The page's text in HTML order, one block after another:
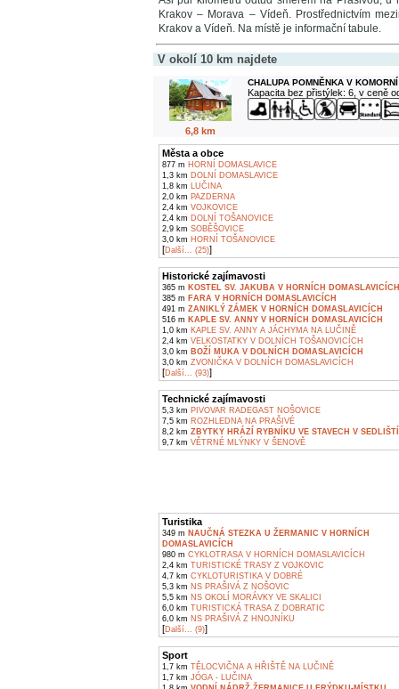
Krakov – Morava – Vídeň. Prostřednictvím
Krakov a Vídeň. Na místě je informační tabule.
V okolí 10 km najdete
6,8 km
CHALUPA POMNĚNKA V
Kapacita bez přistýlek: 6, v ceně
Města a obce
877 m HORNÍ DOMASLAVICE
1,3 km DOLNÍ DOMASLAVICE
1,8 km LUČINA
2,0 km PAZDERNA
2,4 km VOJKOVICE
2,4 km DOLNÍ TOŠANOVICE
2,9 km SOBĚŠOVICE
3,0 km HORNÍ TOŠANOVICE
[Další... (25)]
Historické zajímavosti
365 m KOSTEL SV. JAKUBA V HORNÍCH DOMASLAVICÍCH
385 m FARA V HORNÍCH DOMASLAVICÍCH
491 m ZANIKLÝ ZÁMEK V HORNÍCH DOMASLAVICÍCH
516 m KAPLE SV. ANNY V HORNÍCH DOMASLAVICÍCH
1,0 km KAPLE SV. ANNY A JÁCHYMA NA LUČINĚ
2,4 km VELKOSTATKY V DOLNÍCH TOŠANOVICÍCH
3,0 km BOŽÍ MUKA V DOLNÍCH DOMASLAVICÍCH
3,0 km ZVONIČKA V DOLNÍCH DOMASLAVICÍCH
[Další... (93)]
Technické zajímavosti
5,3 km PIVOVAR RADEGAST NOŠOVICE
7,5 km ROZHLEDNA NA PRAŠIVÉ
8,2 km ZBYTKY HRÁZÍ RYBNÍKU VE STAVECH V
9,7 km VĚTRNÉ MLÝNKY V ŠENOVĚ
Turistika
349 m NAUČNÁ STEZKA U ŽERMANIC V HORNÍCH
DOMASLAVICÍCH
980 m CYKLOTRASA V HORNÍCH DOMASLAVICÍCH
2,4 km TURISTICKÉ TRASY Z VOJKOVIC
4,7 km CYKLOTURISTIKA V DOBRÉ
5,3 km NS PRAŠIVÁ Z NOŠOVIC
5,5 km NS OKOLÍ MORÁVKY VE SKALICI
6,0 km TURISTICKÁ TRASA Z DOBRATIC
6,0 km NS PRAŠIVÁ Z HNOJNÍKU
[Další... (9)]
Sport
1,7 km TĚLOCVIČNA A HŘIŠTĚ NA LUČINĚ
1,7 km JÓGA - LUČINA